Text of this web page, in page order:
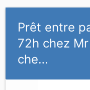
Prêt entre
72h chez Mr
che…